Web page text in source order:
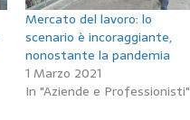
Mercato del lavoro: lo
scenario è incoraggiante,
nonostante la pandemia
1 Marzo 2021
In "Aziende e Professionisti"